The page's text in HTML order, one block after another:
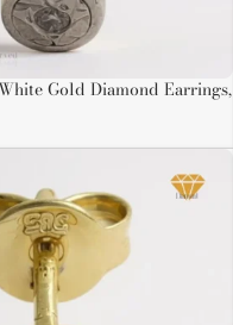
Gold Diamond Earrings,